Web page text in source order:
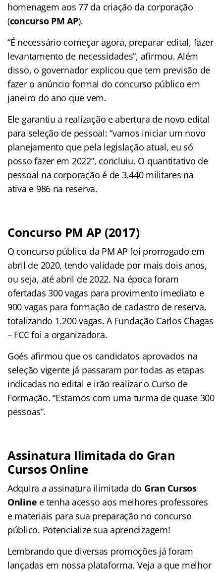
homenagem aos 77 da criação da corporação
(concurso PM AP).
“É necessário começar agora, preparar edital, fazer
levantamento de necessidades”, afirmou. Além
disso, o governador explicou que tem previsão de
fazer o anúncio formal do concurso público em
janeiro do ano que vem.
Ele garantiu a realização e abertura de novo edital
para seleção de pessoal: “vamos iniciar um novo
planejamento que pela legislação atual, eu só
posso fazer em 2022”, concluiu. O quantitativo de
pessoal na corporação é de 3.440 militares na
ativa e 986 na reserva.
Concurso PM AP (2017)
O concurso público da PM AP foi prorrogado em
abril de 2020, tendo validade por mais dois anos,
ou seja, até abril de 2022. Na época foram
ofertadas 300 vagas para provimento imediato e
900 vagas para formação de cadastro de reserva,
totalizando 1.200 vagas. A Fundação Carlos Chagas
– FCC foi a organizadora.
Goés afirmou que os candidatos aprovados na
seleção vigente já passaram por todas as etapas
indicadas no edital e irão realizar o Curso de
Formação. “Estamos com uma turma de quase 300
pessoas”.
Assinatura Ilimitada do Gran
Cursos Online
Adquira a assinatura ilimitada do Gran Cursos
Online e tenha acesso aos melhores professores
e materiais para sua preparação no concurso
público. Potencialize sua aprendizagem!
Lembrando que diversas promoções já foram
lançadas em nossa plataforma. Veja a que melhor